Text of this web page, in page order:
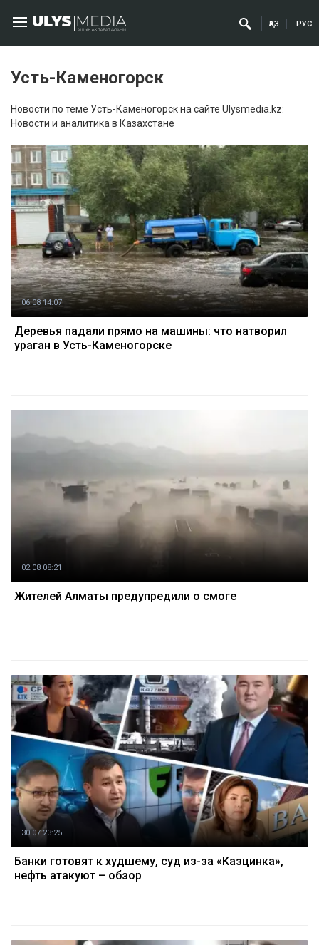
ҚАЗ РУС
Усть-Каменогорск
Новости по теме Усть-Каменогорск на сайте Ulysmedia.kz:
Новости и аналитика в Казахстане
06.08 14:07
Деревья падали прямо на машины: что натворил
ураган в Усть-Каменогорске
02.08 08:21
Жителей Алматы предупредили о смоге
30.07 23:25
Банки готовят к худшему, суд из-за «Казцинка»,
нефть атакуют – обзор